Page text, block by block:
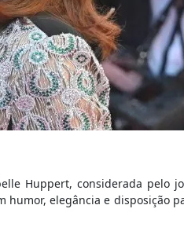
Huppert, considerada pelo
elegância e disposição